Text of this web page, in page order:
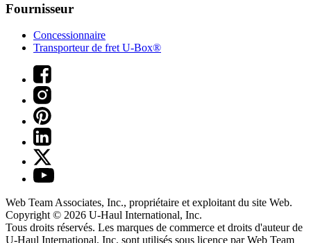
Fournisseur
Concessionnaire
Transporteur de fret U-Box®
Web Team Associates, Inc., propriétaire et exploitant du site Web.
Copyright © 2026 U-Haul International, Inc.
Tous droits réservés. Les marques de commerce et droits d'auteur de
U-Haul International, Inc. sont utilisés sous licence par Web Team